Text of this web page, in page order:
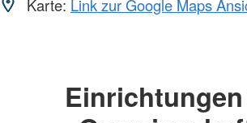
Karte: Link zur Google Maps